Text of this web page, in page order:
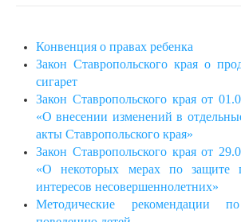
Конвенция о правах ребенка
Закон Ставропольского края о
сигарет
Закон Ставропольского края от
«О внесении изменений в
акты Ставропольского края»
Закон Ставропольского края от
«О некоторых мерах по защите
интересов несовершеннолетних»
Методические рекомендации